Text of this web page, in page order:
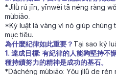
*Jìlǜ rú jīn, yīnwèi tā néng ràng
mùbiāo.
*Kỷ luật là vàng vì nó giúp chúng
mục tiêu.
為什麼紀律如此重要？ Tại sao kỷ
1. 達成目標: 有紀律的人能夠堅持不
種持續努力的精神是成功的基石。
*Dáchéng mùbiāo: Yǒu jìlǜ de